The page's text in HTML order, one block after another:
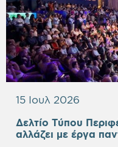
15 Ιουλ 2026
Δελτίο Τύπου
αλλάζει με έργα